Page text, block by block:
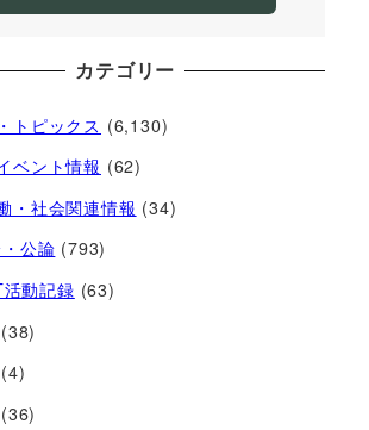
カテゴリー
トピックス (6,130)
ベント情報 (62)
・社会関連情報 (34)
公論 (793)
動記録 (63)
(38)
(4)
(36)